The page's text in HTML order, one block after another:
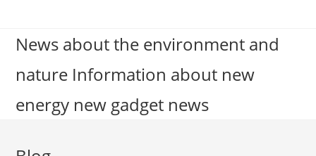
contentNews about the environment and
nature Information about new
energy new gadget news